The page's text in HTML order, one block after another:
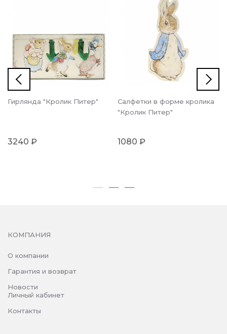
Гирлянда "Кролик Питер"
3240 ₽
Салфетки в форме кролика
"Кролик Питер"
1080 ₽
КОМПАНИЯ
О компании
Гарантия и возврат
Новости
Личный кабинет
Контакты